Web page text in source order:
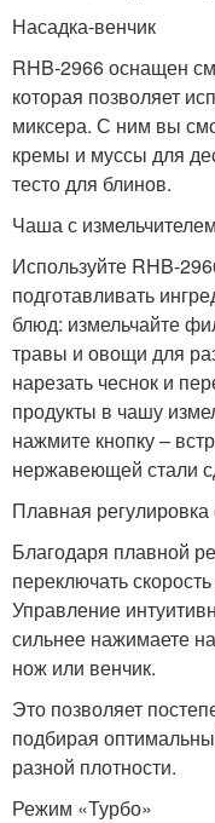
Насадка-венчик
RHB-2966 оснащен
которая позволяет
миксера. С ним вы
кремы и муссы для
тесто для блинов.
Чаша с измельчителем
Используйте RHB-
подготавливать
блюд: измельчайте
травы и овощи для
нарезать чеснок и
продукты в чашу
нажмите кнопку –
нержавеющей стали
Плавная регулировка
Благодаря плавной
переключать
Управление
сильнее нажимаете
нож или венчик.
Это позволяет
подбирая
разной плотности.
Режим «Турбо»